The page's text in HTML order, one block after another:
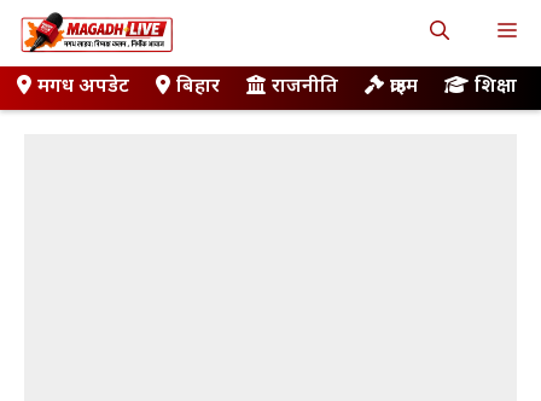
Skip
to
contentमगध अपडेट बिहार राजनीति क्राइम शिक्षा